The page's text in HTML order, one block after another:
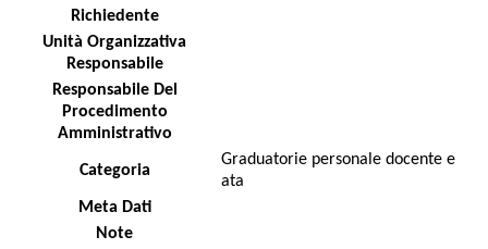
Richiedente
Unità Organizzativa
Responsabile
Responsabile Del
Procedimento
Amministrativo
Categoria
Graduatorie personale docente e
ata
Meta Dati
Note